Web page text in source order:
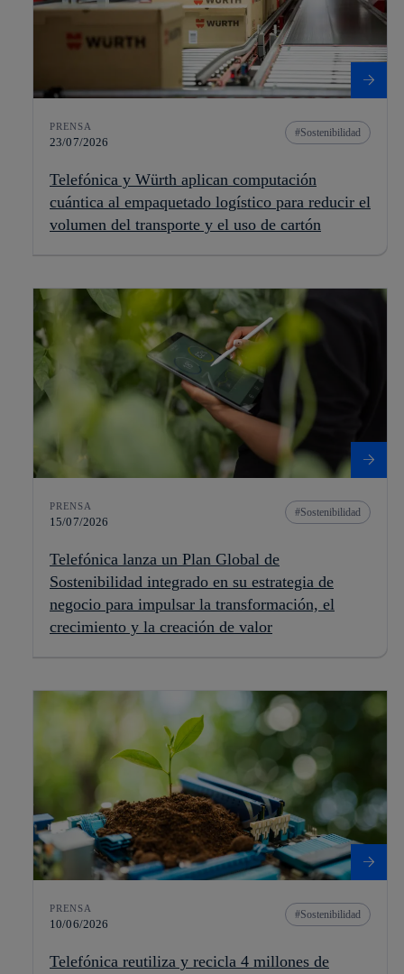
PRENSA
23/07/2026
Sostenibilidad
Telefónica y Würth aplican computación
cuántica al empaquetado logístico para reducir el
volumen del transporte y el uso de cartón
PRENSA
15/07/2026
Sostenibilidad
Telefónica lanza un Plan Global de
Sostenibilidad integrado en su estrategia de
negocio para impulsar la transformación, el
crecimiento y la creación de valor
PRENSA
10/06/2026
Sostenibilidad
Telefónica reutiliza y recicla 4 millones de